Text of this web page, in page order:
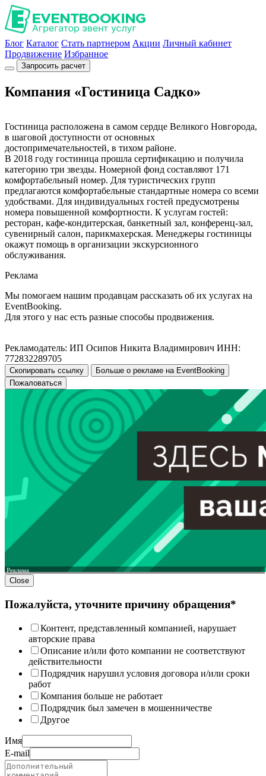
Блог Каталог Стать партнером Акции Личный кабинет
Продвижение Избранное
Запросить расчет
Компания «Гостиница Садко»
Гостиница расположена в самом сердце Великого Новгорода,
в шаговой доступности от основных
достопримечательностей, в тихом районе.
В 2018 году гостиница прошла сертификацию и получила
категорию три звезды. Номерной фонд составляют 171
комфортабельный номер. Для туристических групп
предлагаются комфортабельные стандартные номера со всеми
удобствами. Для индивидуальных гостей предусмотрены
номера повышенной комфортности. К услугам гостей:
ресторан, кафе-кондитерская, банкетный зал, конференц-зал,
сувенирный салон, парикмахерская. Менеджеры гостиницы
окажут помощь в организации экскурсионного
обслуживания.
Реклама
Мы помогаем нашим продавцам рассказать об их услугах на
EventBooking.
Для этого у нас есть разные способы продвижения.
Рекламодатель: ИП Осипов Никита Владимирович ИНН:
772832289705
Скопировать ссылку
Больше о рекламе на EventBooking
Пожаловаться
Реклама
Close
Пожалуйста, уточните причину обращения*
Контент, представленный компанией, нарушает
авторские права
Описание и/или фото компании не соответствуют
действительности
Подрядчик нарушил условия договора и/или сроки
работ
Компания больше не работает
Подрядчик был замечен в мошенничестве
Другое
Имя
E-mail